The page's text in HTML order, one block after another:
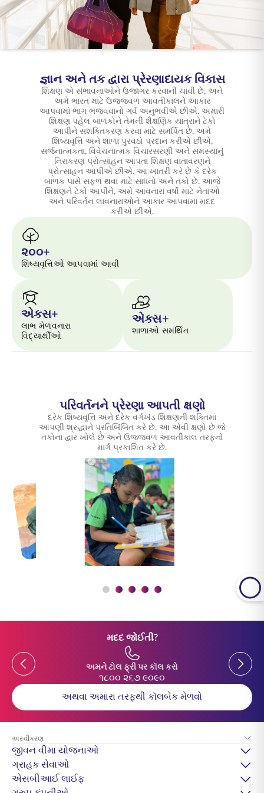
ENGLISH
ઑનલાઇન ખરીદો પ્રીમિયમ ચૂકવો
જ્ઞાન અને તક દ્વારા પ્રેરણાદાયક વિકાસ
શિક્ષણ એ સંભાવનાઓને ઉજાગર કરવાની ચાવી છે, અને
અમે ભારત માટે ઉજ્જવળ આવતીકાલને આકાર
આપવામાં ભાગ ભજવવાનો ગર્વ અનુભવીએ છીએ. અમારી
શિક્ષણ પહેલ બાળકોને તેમની શૈક્ષણિક યાત્રાને ટેકો
આપીને સશક્તિકરણ કરવા માટે સમર્પિત છે. અમે
શિષ્યવૃત્તિ અને શાળા પુરવઠો પ્રદાન કરીએ છીએ,
સર્જનાત્મકતા, વિવેચનાત્મક વિચારસરણી અને સમસ્યાનું
નિરાકરણ પ્રોત્સાહન આપતા શિક્ષણ વાતાવરણને
પ્રોત્સાહન આપીએ છીએ. આ ખાતરી કરે છે કે દરેક
બાળક પાસે સફળ થવા માટે સાધનો અને તકો છે. આજે
શિક્ષણને ટેકો આપીને, અમે આવનારા વર્ષો માટે નેતાઓ
અને પરિવર્તન લાવનારાઓને આકાર આપવામાં મદદ
કરીએ છીએ.
૨૦૦+
શિષ્યવૃત્તિઓ આપવામાં આવી
એક્સ+
લાભ મેળવનારા
વિદ્યાર્થીઓ
એક્સ+
શાળાઓ સમર્થિત
પરિવર્તનને પ્રેરણા આપતી ક્ષણો
દરેક શિષ્યવૃત્તિ અને દરેક વર્ગખંડ શિક્ષણની શક્તિમાં
આપણી શ્રદ્ધાને પ્રતિબિંબિત કરે છે. આ એવી ક્ષણો છે જે
તકોના દ્વાર ખોલે છે અને ઉજ્જવળ આવતીકાલ તરફનો
માર્ગ પ્રકાશિત કરે છે.
મદદ જોઈતી?
Previous
અમને ટોલ ફ્રી પર કૉલ કરો
૧૮૦૦ ૨૬૭ ૯૦૯૦
Previous
અથવા અમારા તરફથી કૉલબેક મેળવો
અસ્વીકરણ
જીવન વીમા યોજનાઓ
ગ્રાહક સેવાઓ
એસબીઆઈ લાઈફ